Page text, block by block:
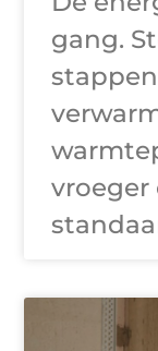
gang.
vroeger